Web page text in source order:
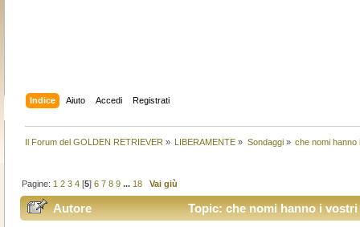
Indice Aiuto Accedi Registrati
Il Forum del GOLDEN RETRIEVER » LIBERAMENTE » Sondaggi» che nomi hanno
Pagine: 1 2 3 4 [5]6 7 8 9 ... 18 Vai giù
Autore Topic: che nomi hanno i